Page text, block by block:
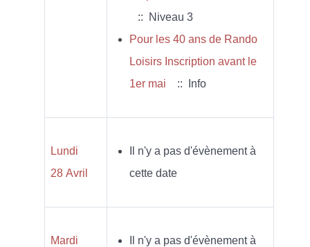
:: Niveau 3
Pour les 40 ans de Rando
Loisirs Inscription avant le
1er mai
:: Info
Lundi
28 Avril
Il n'y a pas d'évènement à
cette date
Mardi
Il n'y a pas d'évènement à